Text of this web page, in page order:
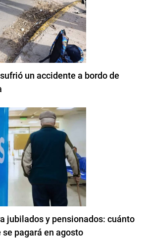
un accidente a bordo de
jubilados y pensionados: cuánto
pagará en agosto